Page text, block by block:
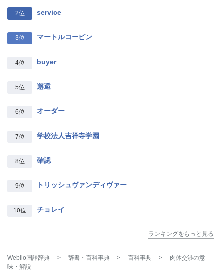
2位 service
3位 マートルコービン
4位 buyer
5位 邂逅
6位 オーダー
7位 学校法人吉祥寺学園
8位 確認
9位 トリッシュヴァンディヴァー
10位 チョレイ
ランキングをもっと見る
Weblio国語辞典 > 辞書・百科事典 > 百科事典 > 肉体交渉の意
味・解説